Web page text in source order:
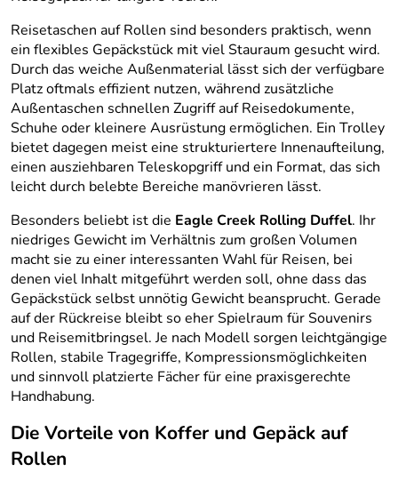
Reisetaschen auf Rollen sind besonders praktisch, wenn
ein flexibles Gepäckstück mit viel Stauraum gesucht wird.
Durch das weiche Außenmaterial lässt sich der verfügbare
Platz oftmals effizient nutzen, während zusätzliche
Außentaschen schnellen Zugriff auf Reisedokumente,
Schuhe oder kleinere Ausrüstung ermöglichen. Ein Trolley
bietet dagegen meist eine strukturiertere Innenaufteilung,
einen ausziehbaren Teleskopgriff und ein Format, das sich
leicht durch belebte Bereiche manövrieren lässt.
Besonders beliebt ist die Eagle Creek Rolling Duffel. Ihr
niedriges Gewicht im Verhältnis zum großen Volumen
macht sie zu einer interessanten Wahl für Reisen, bei
denen viel Inhalt mitgeführt werden soll, ohne dass das
Gepäckstück selbst unnötig Gewicht beansprucht. Gerade
auf der Rückreise bleibt so eher Spielraum für Souvenirs
und Reisemitbringsel. Je nach Modell sorgen leichtgängige
Rollen, stabile Tragegriffe, Kompressionsmöglichkeiten
und sinnvoll platzierte Fächer für eine praxisgerechte
Handhabung.
Die Vorteile von Koffer und Gepäck auf
Rollen